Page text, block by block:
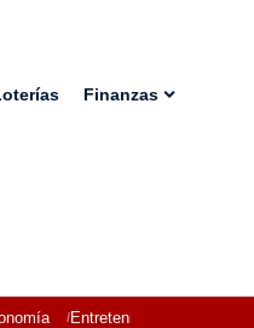
Finanzas
Entretenimiento